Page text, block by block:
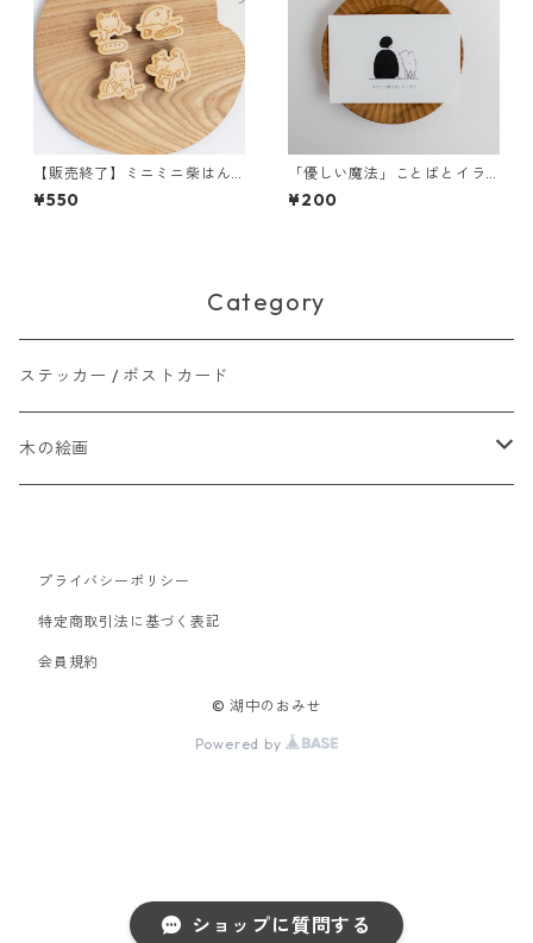
ショップに質問する
【販売終了】ミニミニ柴はん
こ / 食べものシリーズ
¥550
「優しい魔法」ことばとイラ
ストポストカード
¥200
Category
ステッカー / ポストカード
木の絵画
30㎝×30㎝
40㎝×40㎝
40㎝×40㎝
プライバシーポリシー
特定商取引法に基づく表記
会員規約
© 湖中のおみせ
Powered by